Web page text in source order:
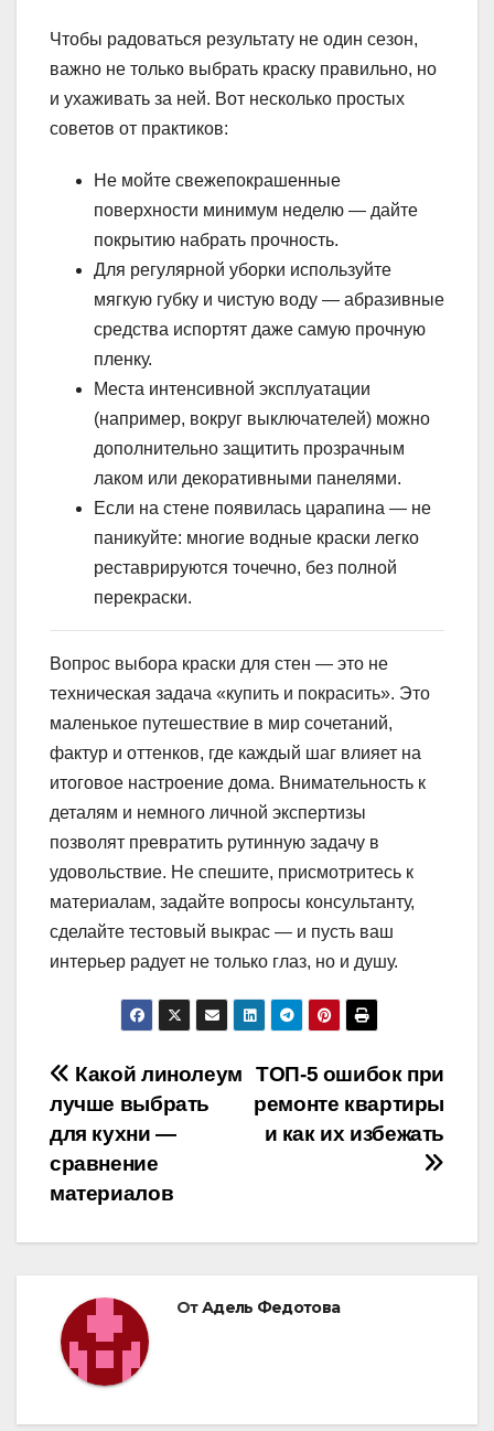
Чтобы радоваться результату не один сезон,
важно не только выбрать краску правильно, но
и ухаживать за ней. Вот несколько простых
советов от практиков:
Не мойте свежепокрашенные
поверхности минимум неделю — дайте
покрытию набрать прочность.
Для регулярной уборки используйте
мягкую губку и чистую воду — абразивные
средства испортят даже самую прочную
пленку.
Места интенсивной эксплуатации
(например, вокруг выключателей) можно
дополнительно защитить прозрачным
лаком или декоративными панелями.
Если на стене появилась царапина — не
паникуйте: многие водные краски легко
реставрируются точечно, без полной
перекраски.
Вопрос выбора краски для стен — это не
техническая задача «купить и покрасить». Это
маленькое путешествие в мир сочетаний,
фактур и оттенков, где каждый шаг влияет на
итоговое настроение дома. Внимательность к
деталям и немного личной экспертизы
позволят превратить рутинную задачу в
удовольствие. Не спешите, присмотритесь к
материалам, задайте вопросы консультанту,
сделайте тестовый выкрас — и пусть ваш
интерьер радует не только глаз, но и душу.
Навигация
по
записям
ТОП-5 ошибок при
ремонте квартиры
и как их избежать
Какой линолеум
лучше выбрать
для кухни —
сравнение
материалов
ОтАдель Федотова